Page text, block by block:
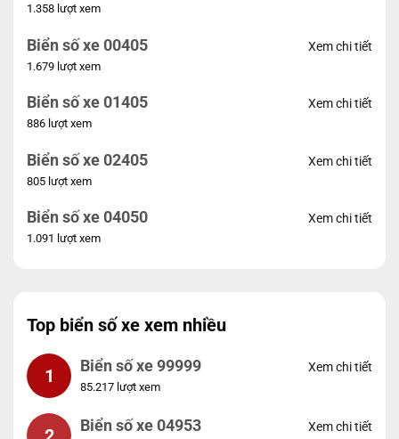
1.358 lượt xem
Biển số xe 00405
1.679 lượt xem
Xem chi tiết
Biển số xe 01405
886 lượt xem
Xem chi tiết
Biển số xe 02405
805 lượt xem
Xem chi tiết
Biển số xe 04050
1.091 lượt xem
Xem chi tiết
Top biển số xe xem nhiều
1 Biển số xe 99999
85.217 lượt xem
Xem chi tiết
Biển số xe 04953 Xem chi tiết